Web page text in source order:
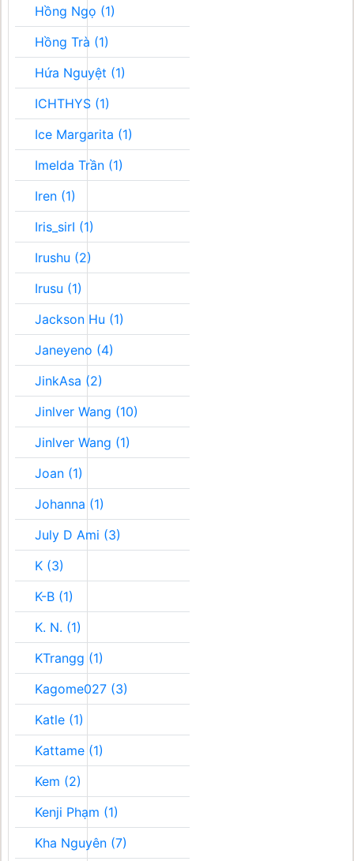
Hồng Ngọ (1)
Hồng Trà (1)
Hứa Nguyệt (1)
ICHTHYS (1)
Ice Margarita (1)
Imelda Trần (1)
Iren (1)
Iris_sirI (1)
Irushu (2)
Irusu (1)
Jackson Hu (1)
Janeyeno (4)
JinkAsa (2)
Jinlver Wang (10)
Jinlver Wang (1)
Joan (1)
Johanna (1)
July D Ami (3)
K (3)
K-B (1)
K. N. (1)
KTrangg (1)
Kagome027 (3)
Katle (1)
Kattame (1)
Kem (2)
Kenji Phạm (1)
Kha Nguyên (7)